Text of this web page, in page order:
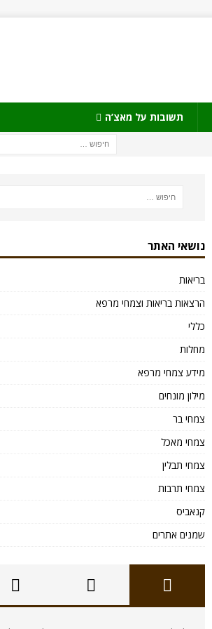
תשובות על מאצ’ה
נושאי האתר
בריאות
הרצאות בריאות וצמחי מרפא
כללי
מחלות
מידע צמחי מרפא
מילון מונחים
צמחי בר
צמחי מאכל
צמחי תבלין
צמחי תרבות
קנאביס
שמנים אתרים